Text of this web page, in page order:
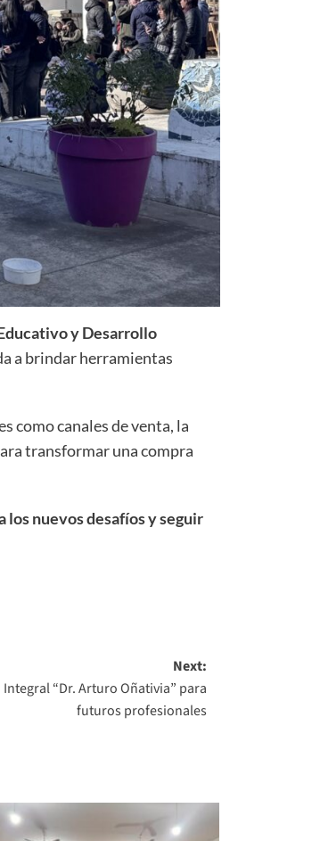
y Desarrollo
a brindar herramientas
como canales de venta, la
transformar una compra
los nuevos desafíos y seguir
Next:
“Dr. Arturo Oñativia” para
futuros profesionales